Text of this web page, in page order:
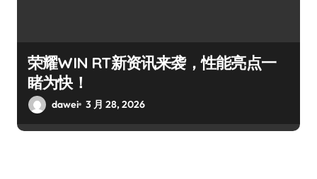
荣耀WIN RT新资讯来袭，性能亮点一
睹为快！
dawei 3 月 28, 2026